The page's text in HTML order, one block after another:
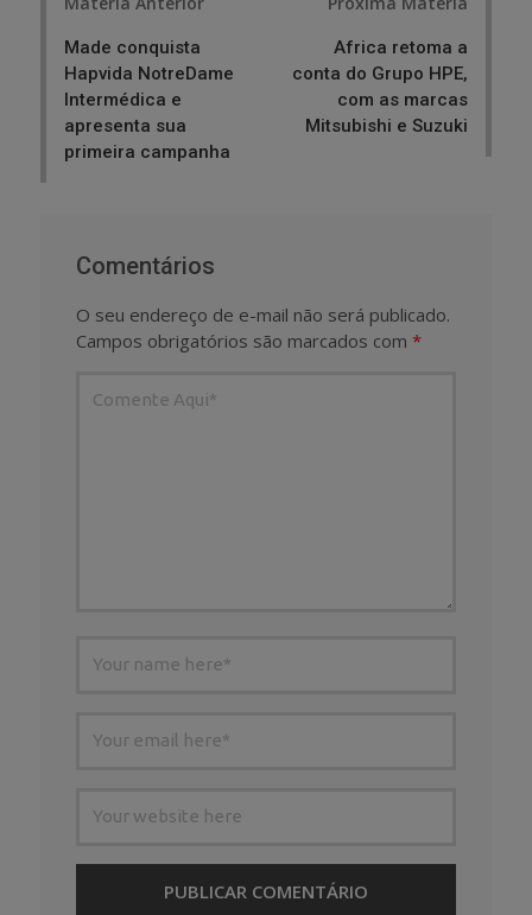
Made conquista
Hapvida NotreDame
Intermédica e
apresenta sua
primeira campanha
Africa retoma a
conta do Grupo HPE,
com as marcas
Mitsubishi e Suzuki
Comentários
O seu endereço de e-mail não será publicado.
Campos obrigatórios são marcados com *